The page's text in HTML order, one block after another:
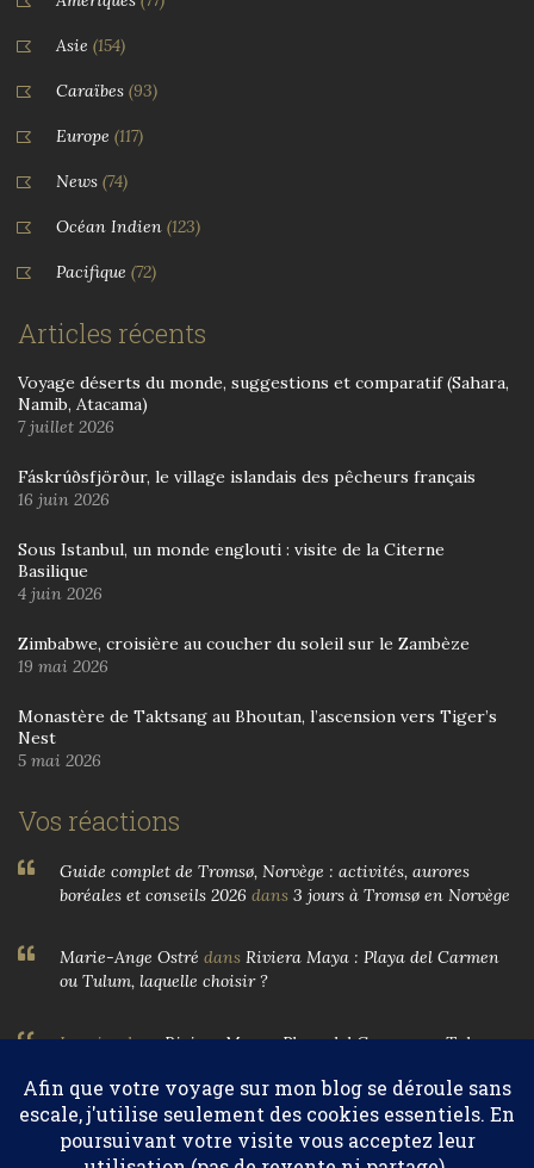
Asie (154)
Caraïbes (93)
Europe (117)
News (74)
Océan Indien (123)
Pacifique (72)
Articles récents
Voyage déserts du monde, suggestions et comparatif (Sahara,
Namib, Atacama)
7 juillet 2026
Fáskrúðsfjörður, le village islandais des pêcheurs français
16 juin 2026
Sous Istanbul, un monde englouti : visite de la Citerne
Basilique
4 juin 2026
Zimbabwe, croisière au coucher du soleil sur le Zambèze
19 mai 2026
Monastère de Taktsang au Bhoutan, l’ascension vers Tiger’s
Nest
5 mai 2026
Vos réactions
Guide complet de Tromsø, Norvège : activités, aurores
boréales et conseils 2026 dans 3 jours à Tromsø en Norvège
Marie-Ange Ostré dans Riviera Maya : Playa del Carmen
ou Tulum, laquelle choisir ?
LarnierdansRiviera Maya : Playa del Carmen ou Tulum,
Marie-Ange OstrédansEgypte, parfums et huiles
essentielles